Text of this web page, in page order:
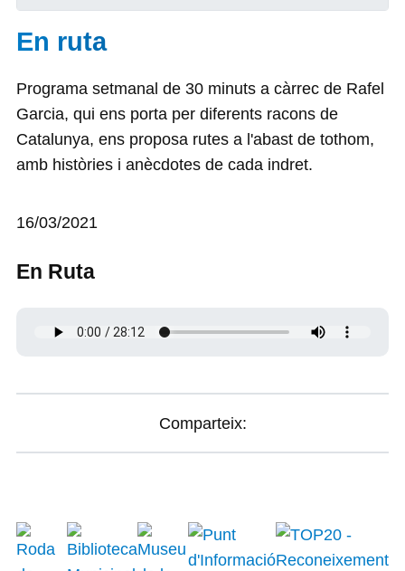
En ruta
Programa setmanal de 30 minuts a càrrec de Rafel
Garcia, qui ens porta per diferents racons de
Catalunya, ens proposa rutes a l'abast de tothom,
amb històries i anècdotes de cada indret.
16/03/2021
En Ruta
Comparteix: